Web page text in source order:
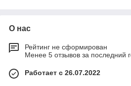
О нас
Рейтинг не сформирован
Менее 5 отзывов за последний
Работает с 26.07.2022